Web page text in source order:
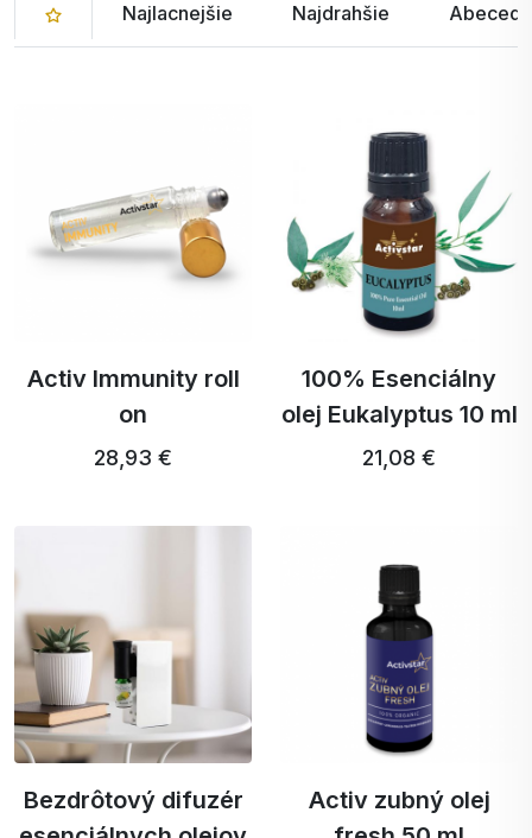
Najlacnejšie Najdrahšie
Activ Immunity roll
on
28,93 €
100% Esenciálny
olej Eukalyptus 10 ml
21,08 €
Bezdrôtový difuzér
Activ zubný olej